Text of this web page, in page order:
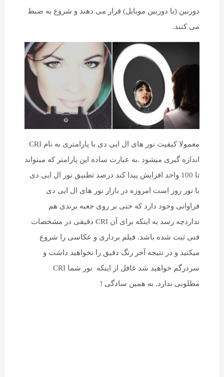
دوربین (یا دوربین موبایل) قرار می دهند و شروع به ضبط
می کنند.
معمولا کیفیت نور های ال ایی دی با پارامتری به نام CRI
اندازه گیری میشود .به عبارت ساده این پارامتر که میتواند
تا 100 واحد افزایش پیدا کند درصد تطبیق نور ال ایی دی
با نور روز است امروزه در بازار نور های ال ایی دی
فراوانی وجود دارد که حتی بر روی جعبه برندی هم
نداردچه رسد به اینکه برای آن CRI دقیقی در مشخصات
فنی ثبت شده باشد. فیلم برداری و عکاسی را شروع
میکنید و در نتیجه آخر رنگ دقیق را نخواهید داشت و
سردرگم خواهید شد غافل از اینکه نور شما CRI
مطلوبی ندارد. به همین سادگی !